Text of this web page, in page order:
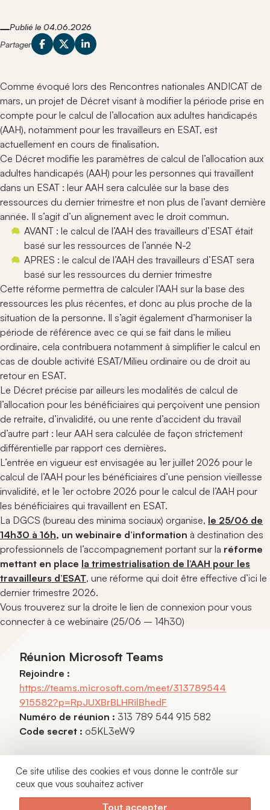
Ce site utilise des cookies et vous donne le contrôle sur
ceux que vous souhaitez activer
Tout accepter
pratique.
Notre organisation
porter ses actions partout en France.
Contact
Nous sommes à votre écoute : découvrez tous nos
moyens de contact pour échanger facilement avec
nous.
ANDICAT.
Le secteur protégé
Explorez le fonctionnement du secteur protégé et son
Actualités du secteur
Suivez les annonces, initiatives et événements
marquants qui concernent les établissements et
acteurs du réseau.
Rejoindre ANDICAT
Informez-vous sur les conditions et avantages à
rejoindre le réseau national des établissements et
acteurs engagés.
organisés pour animer le réseau et partager les
connaissances.
Veille juridique
secteur protégé et adapté.
Fiches pratiques
Consultez des fiches pratiques pour faciliter la
compréhension des règles, procédures et bonnes
pratiques du secteur.
Productions
Accédez à l’ensemble des documents, études et
ressources élaborés par ANDICAT pour éclairer les
pratiques du secteur.
Catalogue de formations
Recherche
:
Publié le 04.06.2026
Partager
Comme évoqué lors des Rencontres nationales ANDICAT de
mars, un projet de Décret visant à modifier la période prise en
compte pour le calcul de l’allocation aux adultes handicapés
(AAH), notamment pour les travailleurs en ESAT, est
actuellement en cours de finalisation.
Ce Décret modifie les paramètres de calcul de l’allocation aux
adultes handicapés (AAH) pour les personnes qui travaillent
dans un ESAT : leur AAH sera calculée sur la base des
ressources du dernier trimestre et non plus de l’avant dernière
année. Il s’agit d’un alignement avec le droit commun.
AVANT : le calcul de l’AAH des travailleurs d’ESAT était
basé sur les ressources de l’année N-2
APRES : le calcul de l’AAH des travailleurs d’ESAT sera
basé sur les ressources du dernier trimestre
Cette réforme permettra de calculer l’AAH sur la base des
ressources les plus récentes, et donc au plus proche de la
situation de la personne. Il s’agit également d’harmoniser la
période de référence avec ce qui se fait dans le milieu
ordinaire, cela contribuera notamment à simplifier le calcul en
cas de double activité ESAT/Milieu ordinaire ou de droit au
retour en ESAT.
Le Décret précise par ailleurs les modalités de calcul de
l’allocation pour les bénéficiaires qui perçoivent une pension
de retraite, d’invalidité, ou une rente d’accident du travail
d’autre part : leur AAH sera calculée de façon strictement
différentielle par rapport ces dernières.
L’entrée en vigueur est envisagée au 1er juillet 2026 pour le
calcul de l’AAH pour les bénéficiaires d’une pension vieillesse
invalidité, et le 1er octobre 2026 pour le calcul de l’AAH pour
les bénéficiaires qui travaillent en ESAT.
La DGCS (bureau des minima sociaux) organise, le 25/06 de
14h30 à 16h, un webinaire d’information à destination des
professionnels de l’accompagnement portant sur la réforme
mettant en place la trimestrialisation de l’AAH pour les
travailleurs d’ESAT, une réforme qui doit être effective d’ici le
dernier trimestre 2026.
Vous trouverez sur la droite le lien de connexion pour vous
connecter à ce webinaire (25/06 – 14h30)
Réunion Microsoft Teams
Rejoindre :
https://teams.microsoft.com/meet/313789544
915582?p=RpJUXBrBLHRilBhedF
Numéro de réunion : 313 789 544 915 582
Code secret : o5KL3eW9
Une voix libre, un réseau fort
12 rue Mayran - 75009 Paris
01 42 40 15 28
Veille juridique